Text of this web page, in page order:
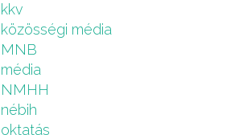
kkv
közösségi média
MNB
média
NMHH
nébih
oktatás